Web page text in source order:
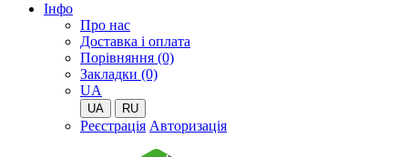
Iнфо
Про нас
Доставка і оплата
Порівняння (0)
Закладки (0)
UA
UA RU
Реєстрація Авторизація